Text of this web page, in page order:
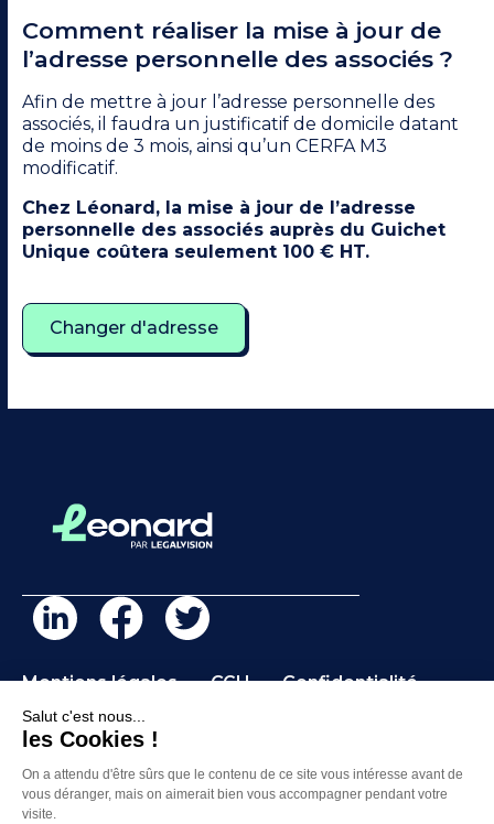
Salut c'est nous...
les Cookies !
On a attendu d'être sûrs que le contenu de ce
site vous intéresse avant de vous déranger,
mais on aimerait bien vous accompagner pendant votre visite.
Comment réaliser la mise à jour de
l’adresse personnelle des associés ?
Afin de mettre à jour l’adresse personnelle des
associés, il faudra un justificatif de domicile datant
de moins de 3 mois, ainsi qu’un CERFA M3
modificatif.
Chez Léonard, la mise à jour de l’adresse
personnelle des associés auprès du Guichet
Unique coûtera seulement 100 € HT.
Changer d'adresse
Mentions légales CGU
Confidentialité
Notre équipe
©2026 Léonard – Une marque de LegalVision